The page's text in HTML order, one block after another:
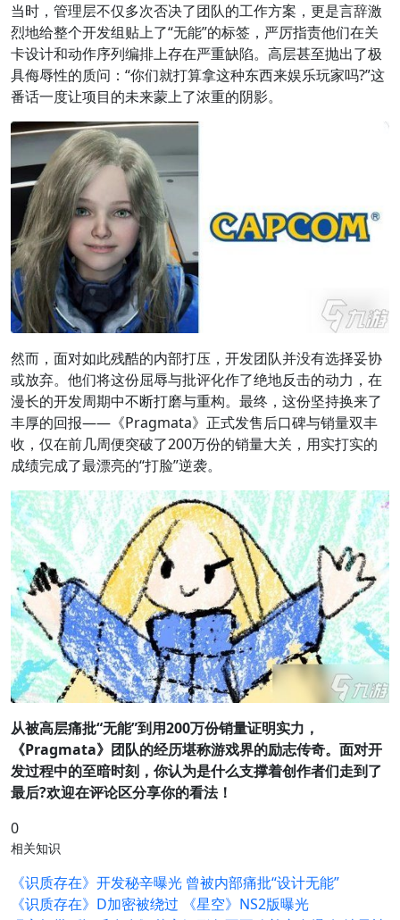
当时，管理层不仅多次否决了团队的工作方案，更是言辞激
烈地给整个开发组贴上了“无能”的标签，严厉指责他们在关
卡设计和动作序列编排上存在严重缺陷。高层甚至抛出了极
具侮辱性的质问：“你们就打算拿这种东西来娱乐玩家吗?”这
番话一度让项目的未来蒙上了浓重的阴影。
然而，面对如此残酷的内部打压，开发团队并没有选择妥协
或放弃。他们将这份屈辱与批评化作了绝地反击的动力，在
漫长的开发周期中不断打磨与重构。最终，这份坚持换来了
丰厚的回报——《Pragmata》正式发售后口碑与销量双丰
收，仅在前几周便突破了200万份的销量大关，用实打实的
成绩完成了最漂亮的“打脸”逆袭。
从被高层痛批“无能”到用200万份销量证明实力，
《Pragmata》团队的经历堪称游戏界的励志传奇。面对开
发过程中的至暗时刻，你认为是什么支撑着创作者们走到了
最后?欢迎在评论区分享你的看法！
0
相关知识
《识质存在》开发秘辛曝光 曾被内部痛批“设计无能”
《识质存在》D加密被绕过 《星空》NS2版曝光